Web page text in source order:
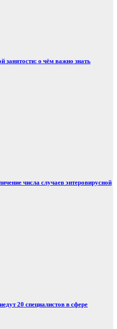
занятости: о чём важно знать
числа случаев энтеровирусной
20 специалистов в сфере